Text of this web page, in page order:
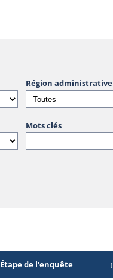
Région administrative
Mots clés
Étape de l'enquête ↕